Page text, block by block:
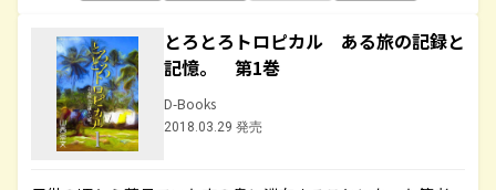
とろとろトロピカル ある旅の記録と
記憶。 第1巻
D-Books
2018.03.29 発売